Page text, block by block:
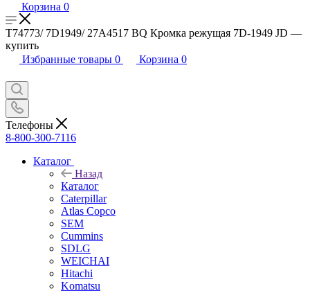
Корзина 0
T74773/ 7D1949/ 27A4517 BQ Кромка режущая 7D-1949 JD —
купить
Избранные товары 0 Корзина 0
Телефоны
8-800-300-7116
Каталог
Назад
Каталог
Caterpillar
Atlas Copco
SEM
Cummins
SDLG
WEICHAI
Hitachi
Komatsu